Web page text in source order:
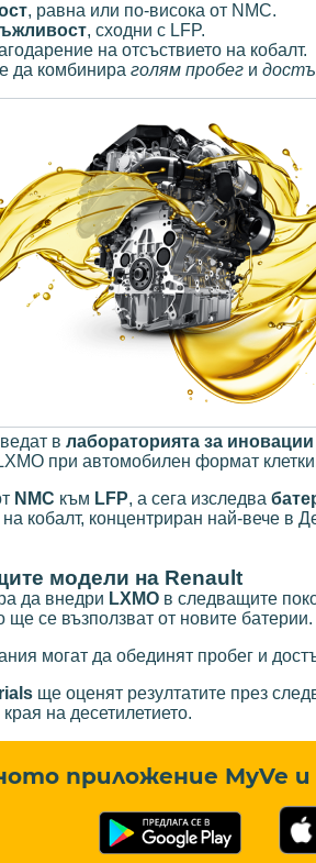
, равна или по-висока от NMC.
, сходни с LFP.
на отсъствието на кобалт.
да комбинира голям пробег и
в лабораторията за
при автомобилен формат
NMC към LFP, а сега изследва
кобалт, концентриран най-вече в
модели на Renault
да внедри LXMO в следващите
ще се възползват от новите батерии.
могат да обединят пробег и
ще оценят резултатите през
на десетилетието.
приложение MyVe и